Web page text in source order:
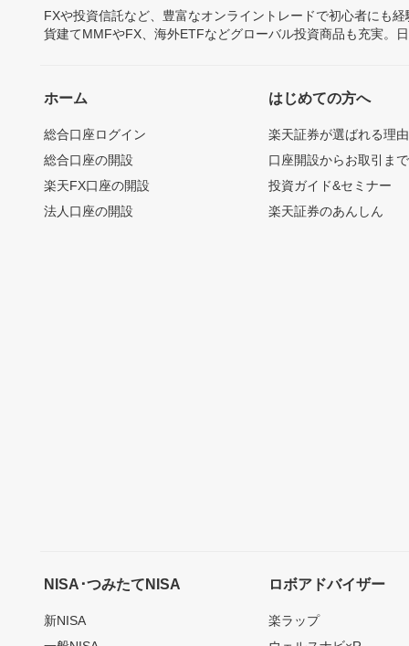
FXや投資信託など、豊富なオンライントレードで初心者にも
貨建てMMFやFX、海外ETFなどグローバル投資商品も充実。
ホーム
総合口座ログイン
総合口座の開設
楽天FX口座の開設
法人口座の開設
はじめての方へ
楽天証券が選ばれる理由
口座開設からお取引ま
投資ガイド&セミナー
楽天証券のあんしん
NISA･つみたてNISA
新NISA
ロボアドバイザー
楽ラップ